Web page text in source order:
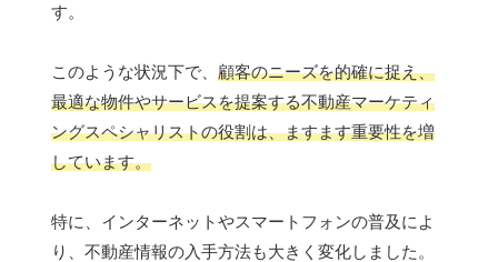
す。
このような状況下で、 顧客のニーズを的確に捉え、
最適な物件やサービスを提案する不動産マーケティ
ングスペシャリストの役割は、ますます重要性を増
しています。
特に、インターネットやスマートフォンの普及によ
り、不動産情報の入手方法も大きく変化しました。